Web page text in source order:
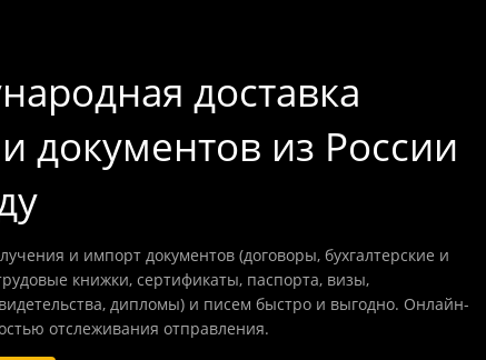
доставка
документов из России
и импорт документов (договоры, бухгалтерские и
книжки, сертификаты, паспорта, визы,
дипломы) и писем быстро и выгодно. Онлайн-
отслеживания отправления.